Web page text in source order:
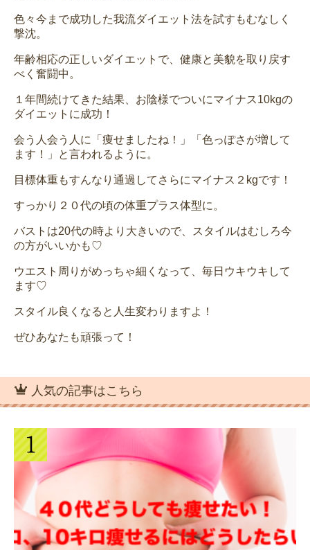
色々今まで成功した我流ダイエット法を試すもむなしく
撃沈。
年齢相応の正しいダイエットで、健康と美貌を取り戻す
べく奮闘中。
１年間続けてきた結果、お陰様でついにマイナス10kgの
ダイエットに成功！
会う人会う人に「痩せましたね！」「色っぽさが増して
ます！」と言われるように。
目標体重もすんなり通過してさらにマイナス２kgです！
すっかり２０代の頃の体重プラス体型に。
バストは20代の時より大きいので、スタイルはむしろ今
の方がいいかも♡
ウエスト周りがめっちゃ細くなって、毎日ウキウキして
ます♡
スタイル良くなると人生変わりますよ！
ぜひあなたも頑張って！
人気の記事はこちら